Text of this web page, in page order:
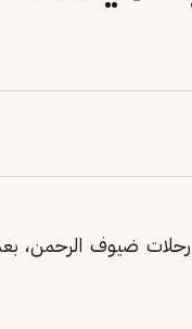
رحلات ضيوف الرحمن،